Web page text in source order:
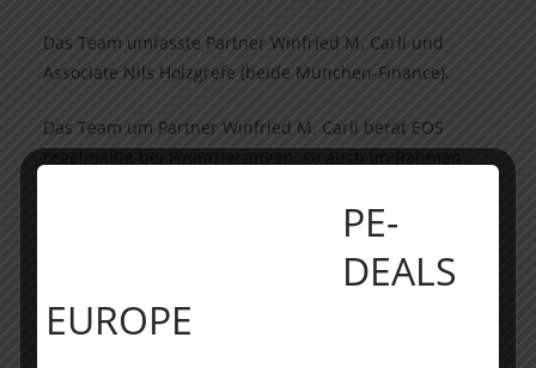
Das Team umfasste Partner Winfried M. Carli und
Associate Nils Holzgrefe (beide München-Finance).
Das Team um Partner Winfried M. Carli berät EOS
PE-
DEALS
EUROPE